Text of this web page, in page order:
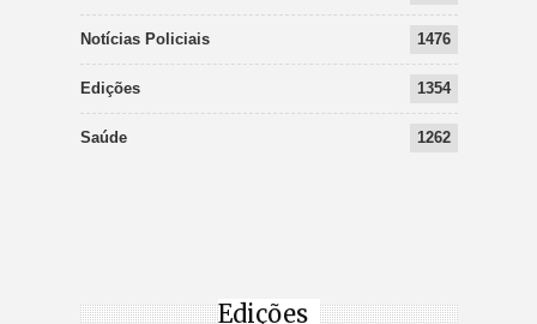
Notícias Policiais 1476
Edições 1354
Saúde 1262
Edições